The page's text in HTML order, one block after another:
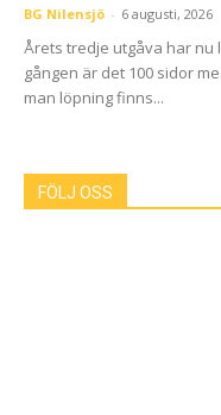
BG Nilensjö - 6 augusti, 2026
Årets tredje utgåva har
gången är det 100 sidor
man löpning finns...
FÖLJ OSS